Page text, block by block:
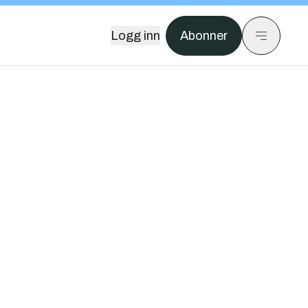
Logg inn Abonner